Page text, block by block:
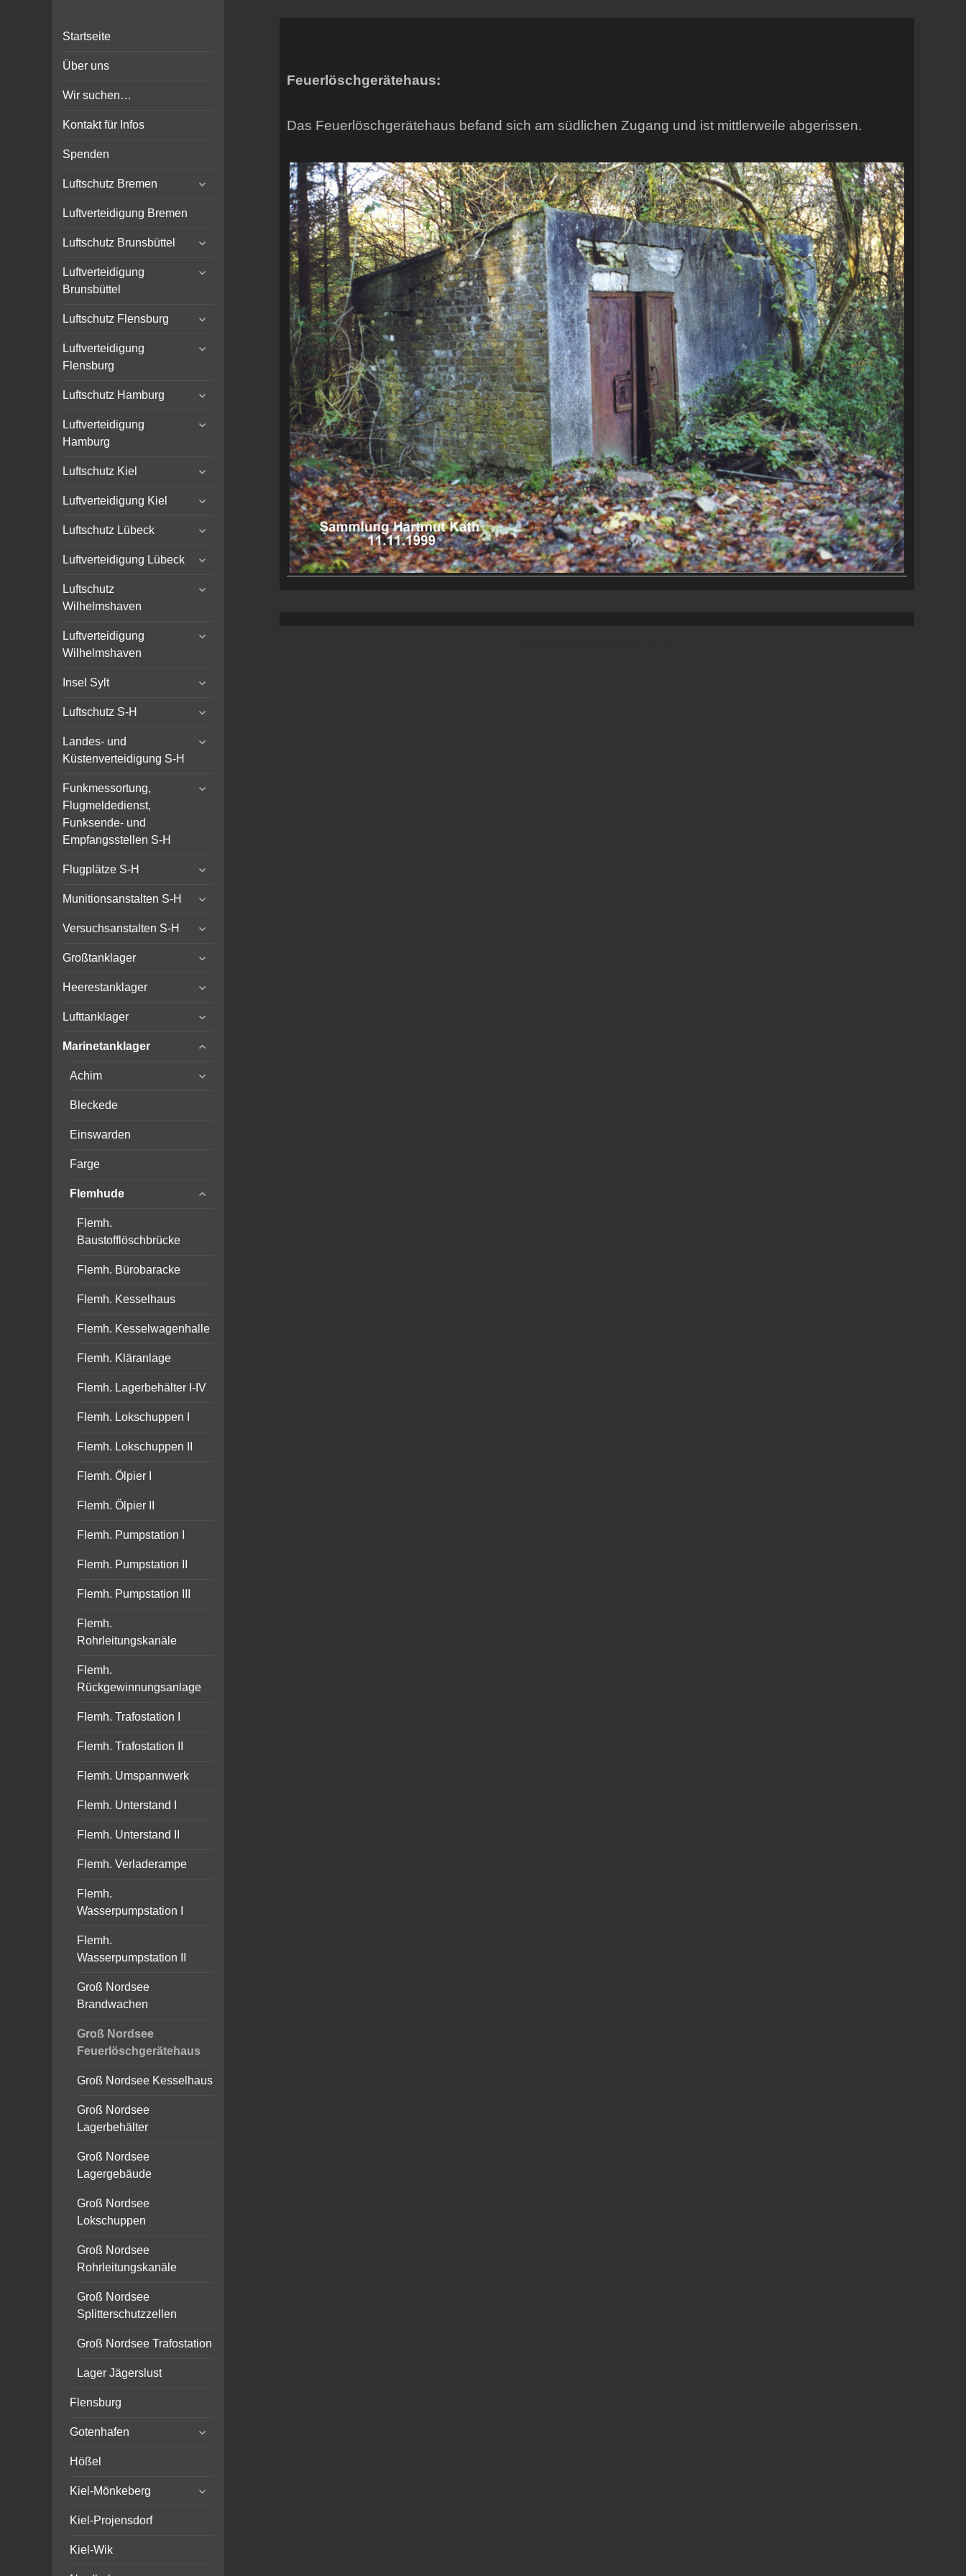
Bunker-Kiel.com
Wilhelmshaven Flensburg
Rendsburg Luftschutz Stollen
Startseite
Über uns
Wir suchen…
Kontakt für Infos
Spenden
Luftschutz Bremen
expand
Luftverteidigung Bremen
Luftschutz Brunsbüttel
expand
menu
Luftverteidigung
Brunsbüttel
expand
Luftschutz Flensburg
expand
menu
Luftverteidigung
Flensburg
expand
Luftschutz Hamburg
expand
menu
Luftverteidigung
Hamburg
expand
Luftschutz Kiel
expand
menu
Luftverteidigung Kiel
expand
menu
Luftschutz Lübeck
expand
menu
Luftverteidigung Lübeck
expand
menu
Luftschutz
Wilhelmshaven
expand
Luftverteidigung
Wilhelmshaven
expand
Insel Sylt
expand
menu
Luftschutz S-H
expand
menu
Landes- und
Küstenverteidigung S-H
expand
Funkmessortung,
Flugmeldedienst,
Funksende- und
Empfangsstellen S-H
expand
Flugplätze S-H
expand
menu
Munitionsanstalten S-H
expand
menu
Versuchsanstalten S-H
expand
menu
Großtanklager
expand
menu
Heerestanklager
expand
menu
Lufttanklager
expand
menu
Marinetanklager
expand
menu
Achim
expand
Bleckede
Einswarden
Farge
Flemhude
expand
Flemh.
Baustofflöschbrücke
Flemh. Bürobaracke
Flemh. Kesselhaus
Flemh. Kesselwagenhalle
Flemh. Kläranlage
Flemh. Lagerbehälter I-IV
Flemh. Lokschuppen I
Flemh. Lokschuppen II
Flemh. Ölpier I
Flemh. Ölpier II
Flemh. Pumpstation I
Flemh. Pumpstation II
Flemh. Pumpstation III
Flemh.
Rohrleitungskanäle
Flemh.
Rückgewinnungsanlage
Flemh. Trafostation I
Flemh. Trafostation II
Flemh. Umspannwerk
Flemh. Unterstand I
Flemh. Unterstand II
Flemh. Verladerampe
Flemh.
Wasserpumpstation I
Flemh.
Wasserpumpstation II
Groß Nordsee
Brandwachen
Groß Nordsee
Feuerlöschgerätehaus
Groß Nordsee Kesselhaus
Groß Nordsee
Lagerbehälter
Groß Nordsee
Lagergebäude
Groß Nordsee
Lokschuppen
Groß Nordsee
Rohrleitungskanäle
Groß Nordsee
Splitterschutzzellen
Groß Nordsee Trafostation
Lager Jägerslust
Flensburg
Gotenhafen
expand
Hößel
Kiel-Mönkeberg
expand
Kiel-Projensdorf
Kiel-Wik
Feuerlöschgerätehaus:
Das Feuerlöschgerätehaus befand sich am südlichen Zugang und ist mittlerweile abgerissen.